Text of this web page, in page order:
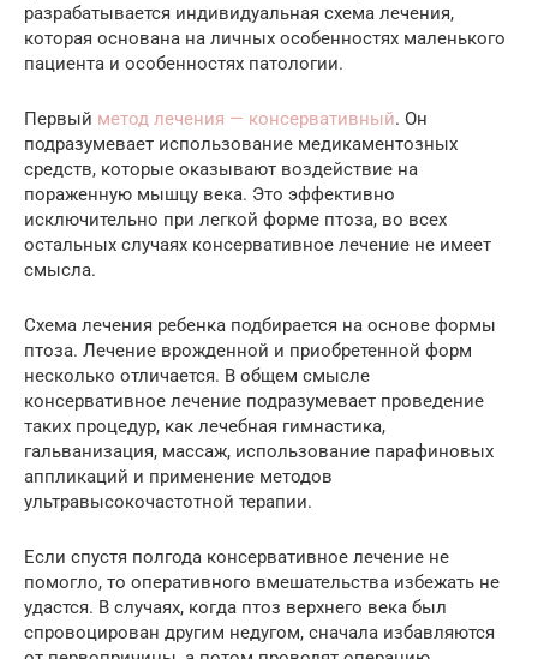
разрабатывается индивидуальная схема лечения,
которая основана на личных особенностях маленького
пациента и особенностях патологии.
Первый метод лечения — консервативный. Он
подразумевает использование медикаментозных
средств, которые оказывают воздействие на
пораженную мышцу века. Это эффективно
исключительно при легкой форме птоза, во всех
остальных случаях консервативное лечение не имеет
смысла.
Схема лечения ребенка подбирается на основе формы
птоза. Лечение врожденной и приобретенной форм
несколько отличается. В общем смысле
консервативное лечение подразумевает проведение
таких процедур, как лечебная гимнастика,
гальванизация, массаж, использование парафиновых
аппликаций и применение методов
ультравысокочастотной терапии.
Если спустя полгода консервативное лечение не
помогло, то оперативного вмешательства избежать не
удастся. В случаях, когда птоз верхнего века был
спровоцирован другим недугом, сначала избавляются